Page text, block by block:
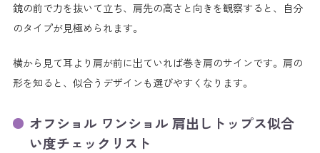
鏡の前で力を抜いて立ち、肩先の高さと向きを観察すると、自分
のタイプが見極められます。
横から見て耳より肩が前に出ていれば巻き肩のサインです。肩の
形を知ると、似合うデザインも選びやすくなります。
オフショル ワンショル 肩出しトップス似合
い度チェックリスト